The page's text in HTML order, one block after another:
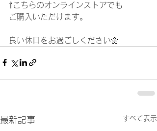
⇧こちらのオンラインストアでも
ご購入いただけます。
最新記事 すべて表示